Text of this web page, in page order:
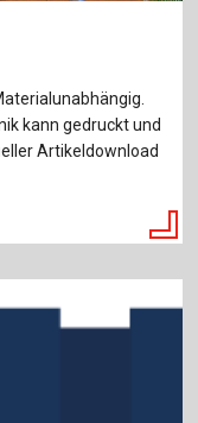
kann gedruckt und
Artikeldownload